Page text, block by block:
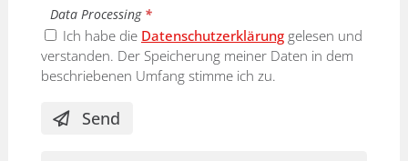
Data Processing *
Ich habe die Datenschutzerklärunggelesen und
verstanden. Der Speicherung meiner Daten in dem
beschriebenen Umfang stimme ich zu.
Send